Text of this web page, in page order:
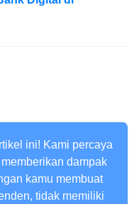
ini! Kami percaya
dampak
kamu membuat
tidak memiliki